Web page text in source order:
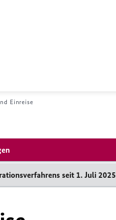
Einreise
seit 1. Juli 2025